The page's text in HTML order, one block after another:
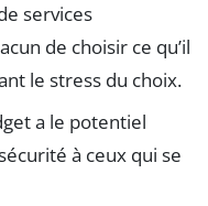
services
de choisir ce qu’il
le stress du choix.
a le potentiel
à ceux qui se